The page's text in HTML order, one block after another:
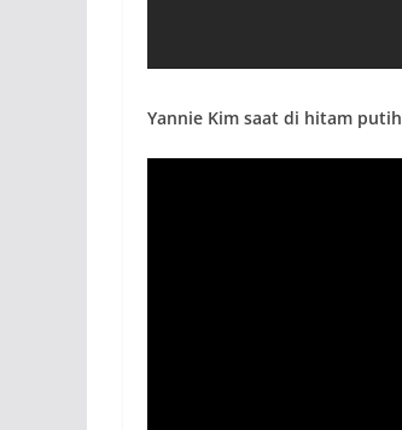
Yannie Kim saat di hitam putih